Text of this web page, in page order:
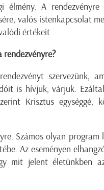
élmény. A
valós istenkapcsolat
értékeit.
szervezünk,
is hívjuk, várjuk.
Krisztus egységgé,
Számos olyan program
Az eseményen
mit jelent életünkben